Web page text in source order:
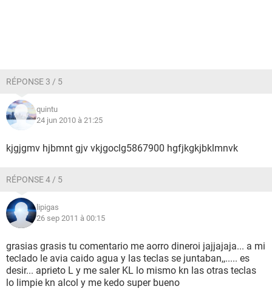
RÉPONSE 3 / 5
quintu
24 jun 2010 à 21:25
kjgjgmv hjbmnt gjv vkjgoclg5867900 hgfjkgkjbklmnvk
RÉPONSE 4 / 5
lipigas
26 sep 2011 à 00:15
grasias grasis tu comentario me aorro dineroi jajjajaja... a mi
teclado le avia caido agua y las teclas se juntaban,,..... es
desir... aprieto L y me saler KL lo mismo kn las otras teclas
lo limpie kn alcol y me kedo super bueno